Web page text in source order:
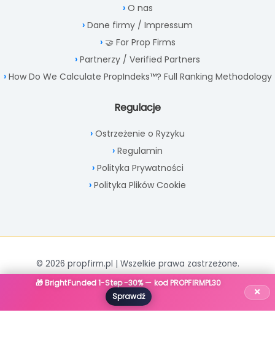
O nas
Dane firmy / Impressum
🤝 For Prop Firms
Partnerzy / Verified Partners
How Do We Calculate PropIndeks™? Full Ranking Methodology
Regulacje
Ostrzeżenie o Ryzyku
Regulamin
Polityka Prywatności
Polityka Plików Cookie
© 2026 propfirm.pl | Wszelkie prawa zastrzeżone.
🎁 BrightFunded 1-Step -30% — kod PROPFIRMPL30
Sprawdź
×